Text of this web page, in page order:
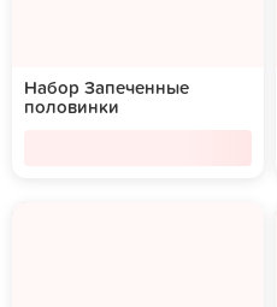
Набор Запеченные
половинки